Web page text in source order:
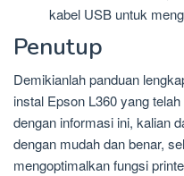
kabel USB untuk
Penutup
Demikianlah panduan
instal Epson L360 yang
dengan informasi ini, kalian
dengan mudah dan benar,
mengoptimalkan fungsi